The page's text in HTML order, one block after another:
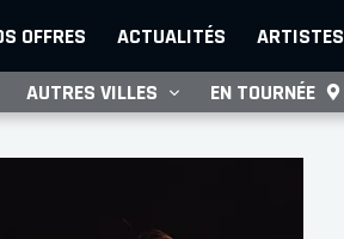
OFFRES ACTUALITÉS ARTISTES
AUTRES VILLES EN TOURNÉE